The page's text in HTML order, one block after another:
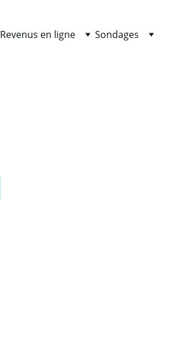
Revenus en ligne Sondages